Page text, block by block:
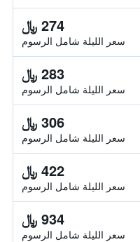
274 ﷼
سعر الليلة شامل الرسوم
283 ﷼
سعر الليلة شامل الرسوم
306 ﷼
سعر الليلة شامل الرسوم
422 ﷼
سعر الليلة شامل الرسوم
934 ﷼
سعر الليلة شامل الرسوم